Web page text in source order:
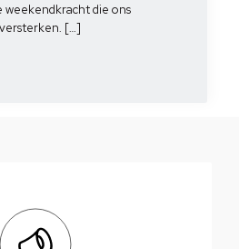
weekendkracht die ons
[…]